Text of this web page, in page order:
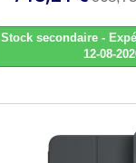
Stock secondaire -
12-08-